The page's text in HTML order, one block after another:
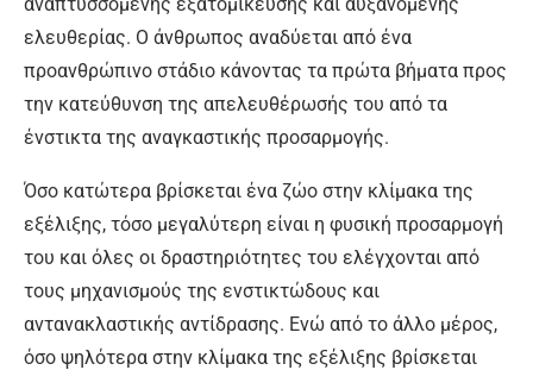
ελευθερίας. Ο άνθρωπος αναδύεται από ένα
προανθρώπινο στάδιο κάνοντας τα πρώτα βήματα προς
την κατεύθυνση της απελευθέρωσής του από τα
ένστικτα της αναγκαστικής προσαρμογής.
Όσο κατώτερα βρίσκεται ένα ζώο στην κλίμακα της
εξέλιξης, τόσο μεγαλύτερη είναι η φυσική προσαρμογή
του και όλες οι δραστηριότητες του ελέγχονται από
τους μηχανισμούς της ενστικτώδους και
αντανακλαστικής αντίδρασης. Ενώ από το άλλο μέρος,
όσο ψηλότερα στην κλίμακα της εξέλιξης βρίσκεται